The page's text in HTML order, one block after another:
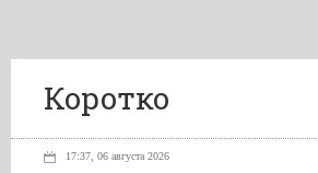
Коротко
17:37, 06 августа 2026